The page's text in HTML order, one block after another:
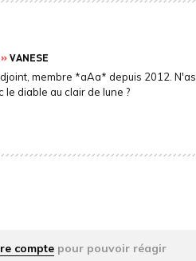
VANESE
membre *aAa* depuis 2012. N'as
le diable au clair de lune ?
compte pour pouvoir réagir